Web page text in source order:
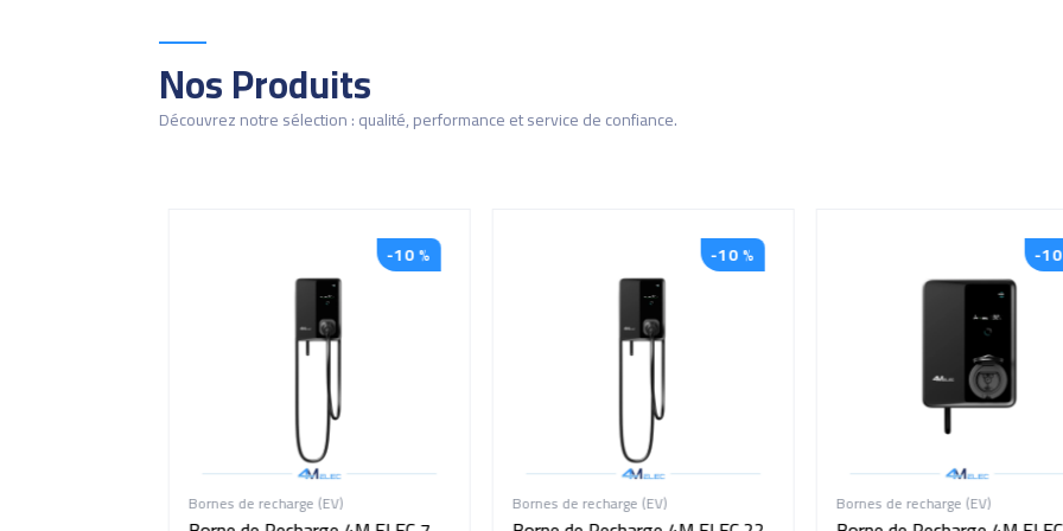
Nos Produits
Découvrez notre sélection : qualité, performance et service de confiance.
-10 %
Bornes de recharge (EV)
-10 %
Bornes de recharge (EV)
-10
Bornes de recharge (EV)